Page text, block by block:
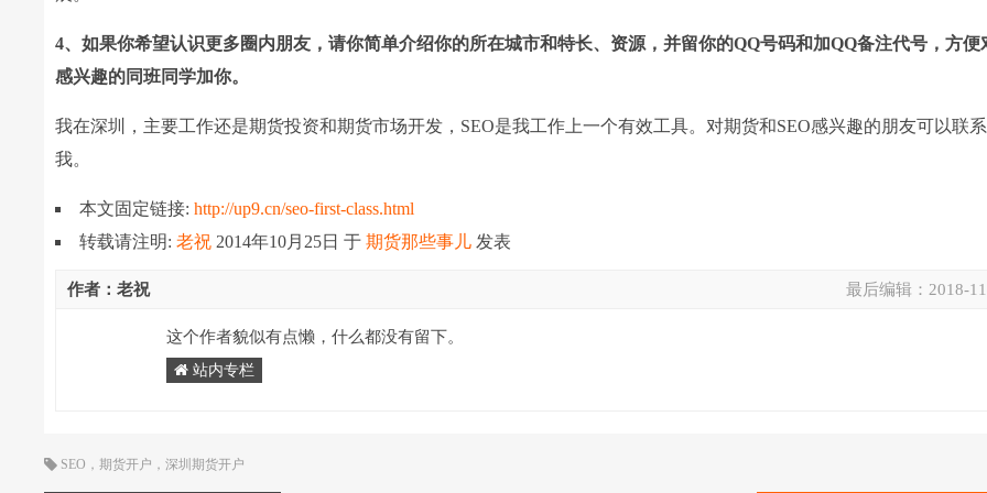
4、如果你希望认识更多圈内朋友，请你简单介绍你的所在城市和特长、资源，并留你的QQ号码和加QQ备注代号，方便
感兴趣的同班同学加你。
我在深圳，主要工作还是期货投资和期货市场开发，SEO是我工作上一个有效工具。对期货和SEO感兴趣的朋友可以联系
我。
本文固定链接:http://up9.cn/seo-first-class.html
转载请注明:老祝 2014年10月25日于期货那些事儿 发表
最后编辑： 2018-
作者：老祝
这个作者貌似有点懒，什么都没有留下。
站内专栏
SEO ，期货开户 ，深圳期货开户